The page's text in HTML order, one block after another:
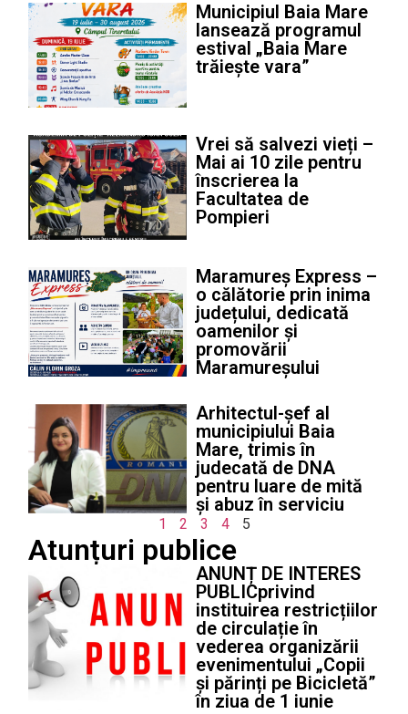
Municipiul Baia Mare
lansează programul
estival „Baia Mare
trăiește vara”
Vrei să salvezi vieți –
Mai ai 10 zile pentru
înscrierea la
Facultatea de
Pompieri
Maramureș Express –
o călătorie prin inima
județului, dedicată
oamenilor și
promovării
Maramureșului
Arhitectul-șef al
municipiului Baia
Mare, trimis în
judecată de DNA
pentru luare de mită
și abuz în serviciu
1 2 3 4 5
Atunțuri publice
ANUNȚ DE INTERES
PUBLICprivind
instituirea restricțiilor
de circulație în
vederea organizării
evenimentului „Copii
și părinți pe Bicicletă”
în ziua de 1 iunie